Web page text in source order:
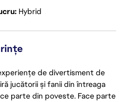
Hybrid
de divertisment de
jucătorii și fanii din întreaga
parte din poveste. Face parte